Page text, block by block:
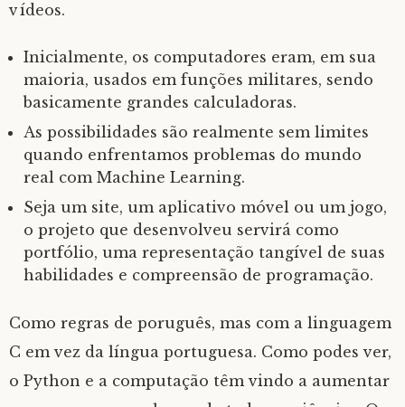
vídeos.
Inicialmente, os computadores eram, em sua
maioria, usados em funções militares, sendo
basicamente grandes calculadoras.
As possibilidades são realmente sem limites
quando enfrentamos problemas do mundo
real com Machine Learning.
Seja um site, um aplicativo móvel ou um jogo,
o projeto que desenvolveu servirá como
portfólio, uma representação tangível de suas
habilidades e compreensão de programação.
Como regras de poruguês, mas com a linguagem
C em vez da língua portuguesa. Como podes ver,
o Python e a computação têm vindo a aumentar